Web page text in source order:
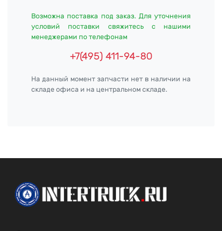
Возможна поставка под заказ. Для уточнения
условий поставки свяжитесь с нашими
менеджерами по телефонам
+7(495) 411-94-80
На данный момент запчасти нет в наличии на
складе офиса и на центральном складе.